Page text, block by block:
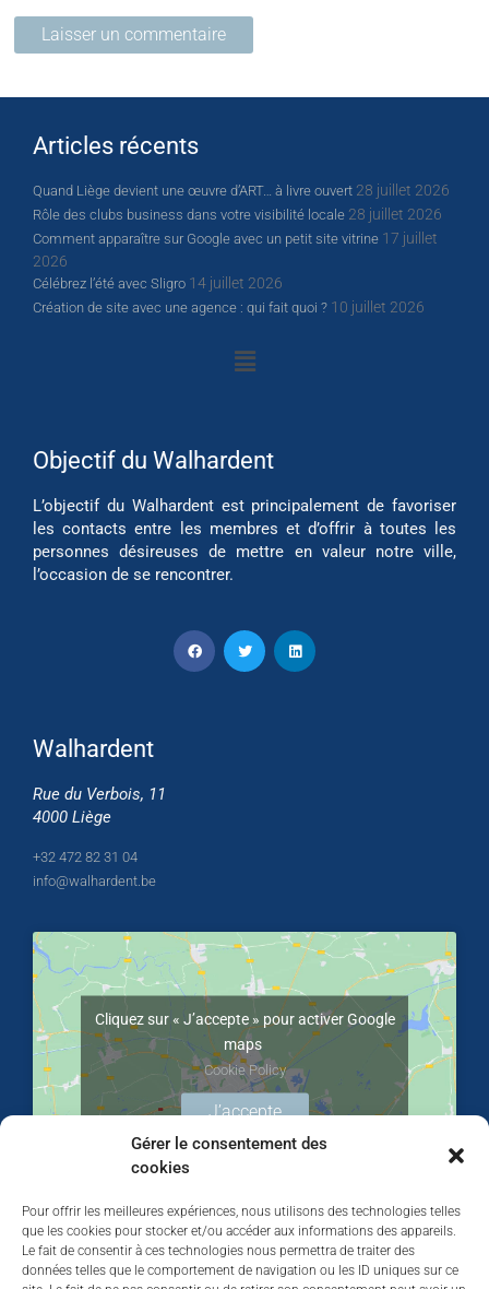
Gérer le consentement des
cookies
Pour offrir les meilleures expériences, nous utilisons des technologies telles
que les cookies pour stocker et/ou accéder aux informations des appareils.
Le fait de consentir à ces technologies nous permettra de traiter des
données telles que le comportement de navigation ou les ID uniques sur ce
Articles récents
Quand Liège devient une œuvre d’ART… à livre ouvert 28 juillet 2026
Rôle des clubs business dans votre visibilité locale 28 juillet 2026
Comment apparaître sur Google avec un petit site vitrine 17 juillet
2026
Célébrez l’été avec Sligro 14 juillet 2026
Création de site avec une agence : qui fait quoi ? 10 juillet 2026
Objectif du Walhardent
L’objectif du Walhardent est principalement de favoriser
les contacts entre les membres et d’offrir à toutes les
personnes désireuses de mettre en valeur notre ville,
l’occasion de se rencontrer.
Walhardent
Rue du Verbois, 11
4000 Liège
+32 472 82 31 04
info@walhardent.be
Cliquez sur « J’accepte » pour activer Google
maps
Cookie Policy
J’accepte